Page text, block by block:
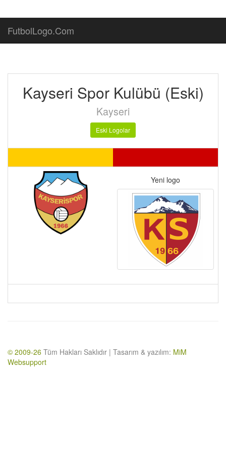
FutbolLogo.Com
Kayseri Spor Kulübü (Eski)
Kayseri
Eski Logolar
Yeni logo
© 2009-26 Tüm Hakları Saklıdır | Tasarım & yazılım: MiM
Websupport